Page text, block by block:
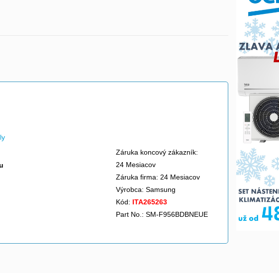
Záruka koncový zákazník:
24 Mesiacov
Záruka firma: 24 Mesiacov
Výrobca: Samsung
Kód: ITA265263
Part No.: SM-F956BDBNEUE